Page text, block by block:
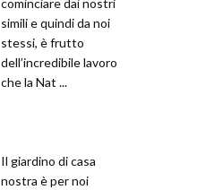
simili e quindi da noi
stessi, è frutto
dell’incredibile lavoro
che la Nat ...
Il giardino di casa
nostra è per noi